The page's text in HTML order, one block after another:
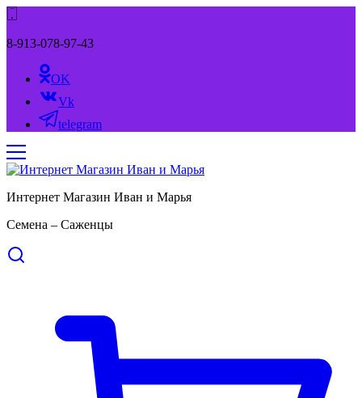
8-913-078-97-43
OK
Vk
telegram
Интернет Магазин Иван и Марья
Семена – Саженцы